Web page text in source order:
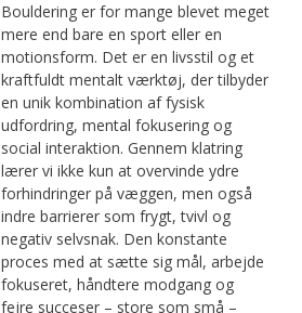
Bouldering er for mange blevet meget
mere end bare en sport eller en
motionsform. Det er en livsstil og et
kraftfuldt mentalt værktøj, der tilbyder
en unik kombination af fysisk
udfordring, mental fokusering og
social interaktion. Gennem klatring
lærer vi ikke kun at overvinde ydre
forhindringer på væggen, men også
indre barrierer som frygt, tvivl og
negativ selvsnak. Den konstante
proces med at sætte sig mål, arbejde
fokuseret, håndtere modgang og
fejre succeser – store som små –